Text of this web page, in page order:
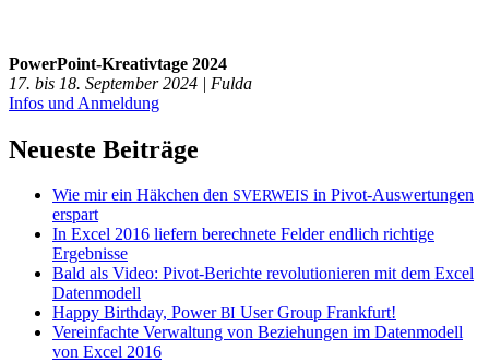
PowerPoint-Kreativtage 2024
17. bis 18. September 2024 | Fulda
Infos und Anmeldung
Neueste Beiträge
Wie mir ein Häkchen den SVERWEIS in Pivot-Auswertungen
erspart
In Excel 2016 liefern berechnete Felder endlich richtige
Ergebnisse
Bald als Video: Pivot-Berichte revolutionieren mit dem Excel
Datenmodell
Happy Birthday, PowerBI User Group Frankfurt!
Vereinfachte Verwaltung von Beziehungen im Datenmodell
von Excel 2016